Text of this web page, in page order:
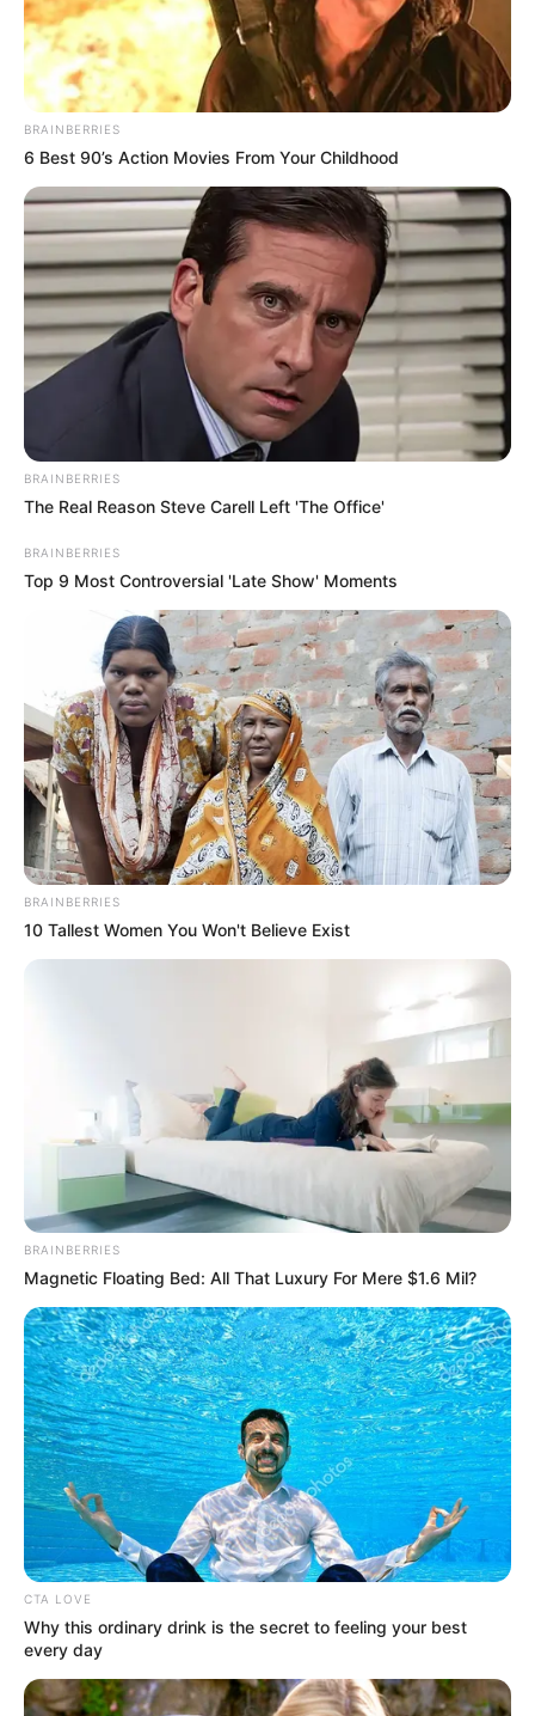
ഹോസ്റ്റൽ ജീവനക്കാരാണ് സംഭവം ആദ്യം ശ്രദ്ധിച്ചത്.
ഉടൻ മെഡിക്കൽ കോളേജിലെ അത്യാഹിത
വിഭാഗത്തിൽ പ്രവേശിപ്പിച്ചെങ്കിലും ജീവൻ
രക്ഷിക്കാനായില്ല. വിദ്യാർഥിനി കെട്ടിടത്തിൽ നിന്ന്
ചാടിയതാകാമെന്നാണ് പ്രാഥമിക നിഗമനം.
മരണകാരണം സംബന്ധിച്ച് കൂടുതൽ വ്യക്തത
വരേണ്ടതുണ്ടെന്ന് പൊലീസ് അറിയിച്ചു.
സംഭവത്തിൽ തൃശ്ശൂർ ഈസ്റ്റ് പൊലീസ് അന്വേഷണം
ആരംഭിച്ചു. ഹോസ്റ്റലിലെ സഹപാഠികളിൽ നിന്നും
ജീവനക്കാരിൽ നിന്നും മൊഴിയെടുക്കുകയാണ്.
മരണത്തിലേക്ക് നയിച്ച സാഹചര്യങ്ങൾ വിശദമായി
പരിശോധിച്ചുവരികയാണ്.
Tags: Death
BRAINBERRIES
6 Best 90’s Action Movies From Your Childhood
BRAINBERRIES
The Real Reason Steve Carell Left 'The Office'
BRAINBERRIES
Top 9 Most Controversial 'Late Show' Moments
BRAINBERRIES
10 Tallest Women You Won't Believe Exist
BRAINBERRIES
Magnetic Floating Bed: All That Luxury For Mere $1.6 Mil?
CTA LOVE
Why this ordinary drink is the secret to feeling your best
every day